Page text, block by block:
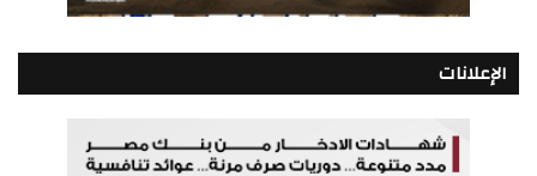
الإعلانات